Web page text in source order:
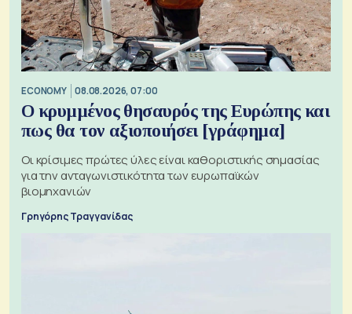
ECONOMY 08.08.2026, 07:00
Ο κρυμμένος θησαυρός της Ευρώπης και
πως θα τον αξιοποιήσει [γράφημα]
Οι κρίσιμες πρώτες ύλες είναι καθοριστικής σημασίας
για την ανταγωνιστικότητα των ευρωπαϊκών
βιομηχανιών
Γρηγόρης Τραγγανίδας